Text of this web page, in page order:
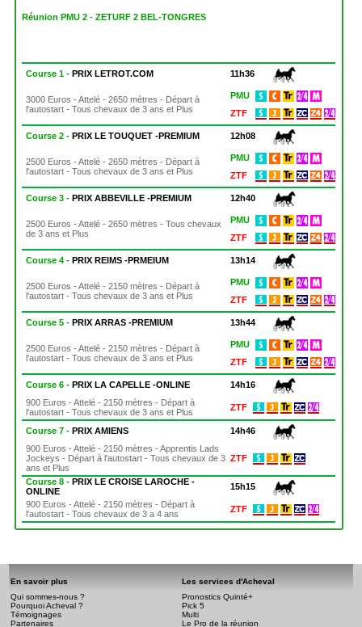
Réunion PMU 2 - ZETURF 2 BEL-TONGRES
Course 1 -PRIX LETROT.COM 11h36
3000 Euros - Attelé - 2650 mètres - Départ à
l'autostart - Tous chevaux de 3 ans et Plus
PMU
ZTF
Course 2 -PRIX LE TOUQUET -PREMIUM 12h08
2500 Euros - Attelé - 2650 mètres - Départ à
l'autostart - Tous chevaux de 3 ans et Plus
PMU
ZTF
Course 3 -PRIX ABBEVILLE -PREMIUM 12h40
2500 Euros - Attelé - 2650 mètres - Tous chevaux
de 3 ans et Plus
PMU
ZTF
Course 4 -PRIX REIMS -PRMEIUM 13h14
2500 Euros - Attelé - 2150 mètres - Départ à
l'autostart - Tous chevaux de 3 ans et Plus
PMU
ZTF
Course 5 -PRIX ARRAS -PREMIUM 13h44
2500 Euros - Attelé - 2150 mètres - Départ à
l'autostart - Tous chevaux de 3 ans et Plus
PMU
ZTF
Course 6 -PRIX LA CAPELLE -ONLINE
14h16
900 Euros - Attelé - 2150 mètres - Départ à
l'autostart - Tous chevaux de 3 ans et Plus
ZTF
Course 7 -PRIX AMIENS
14h46
900 Euros - Attelé - 2150 mètres - Apprentis Lads
Jockeys - Départ à l'autostart - Tous chevaux de 3
ans et Plus
ZTF
Course 8 -PRIX LE CROISE LAROCHE -
ONLINE
15h15
900 Euros - Attelé - 2150 mètres - Départ à
l'autostart - Tous chevaux de 3 a 4 ans
ZTF
En savoir plus
Qui sommes-nous ?
Pourquoi Acheval ?
Témoignages
Partenaires
Les services d'Acheval
Pronostics Quinté+
Pick 5
Multi
Le Pro de la réunion